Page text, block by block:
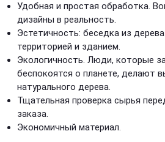
Удобная и простая обработка.
дизайны в реальность.
Эстетичность: беседка из
территорией и зданием.
Экологичность. Люди, которые
беспокоятся о планете, делают
натурального дерева.
Тщательная проверка сырья
заказа.
Экономичный материал.